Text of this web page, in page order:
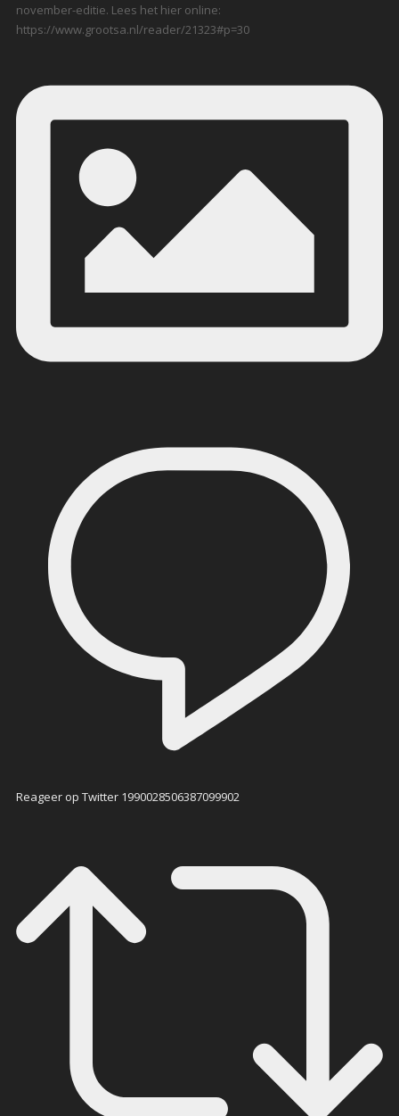
november-editie. Lees het hier online:
https://www.grootsa.nl/reader/21323#p=30
Reageer op Twitter 1990028506387099902